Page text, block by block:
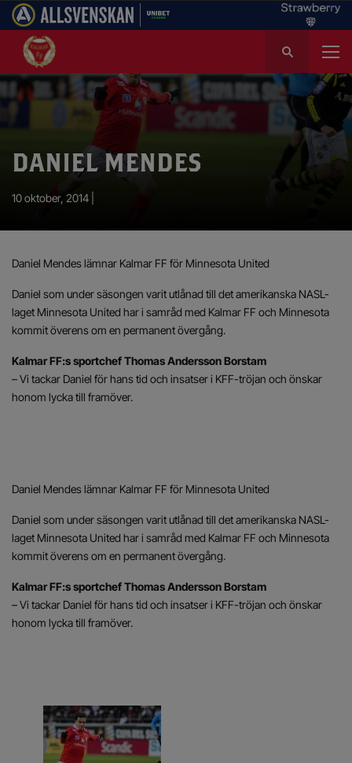
k
e
f
t
r
DANIEL MENDES
10 oktober, 2014 |
Daniel Mendes lämnar Kalmar FF för Minnesota United
Daniel som under säsongen varit utlånad till det amerikanska NASL-
laget Minnesota United har i samråd med Kalmar FF och Minnesota
kommit överens om en permanent övergång.
Kalmar FF:s sportchef Thomas Andersson Borstam
– Vi tackar Daniel för hans tid och insatser i KFF-tröjan och önskar
honom lycka till framöver.
Daniel Mendes lämnar Kalmar FF för Minnesota United
Daniel som under säsongen varit utlånad till det amerikanska NASL-
laget Minnesota United har i samråd med Kalmar FF och Minnesota
kommit överens om en permanent övergång.
Kalmar FF:s sportchef Thomas Andersson Borstam
– Vi tackar Daniel för hans tid och insatser i KFF-tröjan och önskar
honom lycka till framöver.